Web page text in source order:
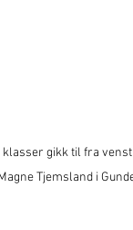
gikk til fra
Tjemsland i